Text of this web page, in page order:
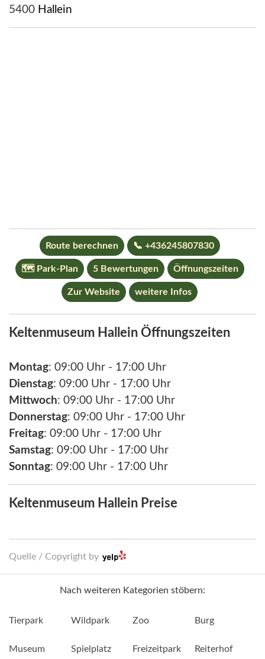
5400 Hallein
Route berechnen 📞 +436245807830
🗺 Park-Plan 5 Bewertungen Öffnungszeiten
Zur Website weitere Infos
Keltenmuseum Hallein Öffnungszeiten
Montag: 09:00 Uhr - 17:00 Uhr
Dienstag: 09:00 Uhr - 17:00 Uhr
Mittwoch: 09:00 Uhr - 17:00 Uhr
Donnerstag: 09:00 Uhr - 17:00 Uhr
Freitag: 09:00 Uhr - 17:00 Uhr
Samstag: 09:00 Uhr - 17:00 Uhr
Sonntag: 09:00 Uhr - 17:00 Uhr
Keltenmuseum Hallein Preise
Quelle / Copyright by
Nach weiteren Kategorien stöbern:
Tierpark Wildpark Zoo Burg
Museum Spielplatz Freizeitpark Reiterhof